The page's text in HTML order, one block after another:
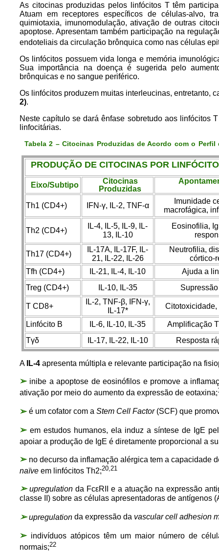
As citocinas produzidas pelos linfócitos T têm
Atuam em receptores específicos de células-alvo,
quimiotaxia, imunomodulação, ativação de outras
apoptose. Apresentam também participação na
endoteliais da circulação brônquica como nas células
Os linfócitos possuem vida longa e memória
Sua importância na doença é sugerida pelo
brônquicas e no sangue periférico.
Os linfócitos produzem muitas interleucinas, entretanto,
2).
Neste capítulo se dará ênfase sobretudo aos linfócitos
linfocitárias.
Tabela 2 – Citocinas Produzidas de Acordo com o
PRODUÇÃO DE CITOCINAS POR
Eixo/Subtipo
Citocinas
Produzidas
Th1 (CD4+) IFN-γ, IL-2, TNF-α
Imunidade
macrofágica,
Th2 (CD4+)
IL-4, IL-5, IL-9, IL-
13, IL-10
Eosinofilia,
Th17 (CD4+)
IL-17A, IL-17F, IL-
21, IL-22, IL-26
Neutrofilia,
córtico-
Tfh (CD4+)
IL-21, IL-4, IL-10
Ajuda a
Treg (CD4+)
IL-10, IL-35
T CD8+
IL-2, TNF-β, IFN-γ,
IL-17*
Citotoxicidade,
Linfócito B IL-6, IL-10, IL-35
Amplificação
Tγδ
IL-17, IL-22, IL-10 Resposta
A IL-4 apresenta múltipla e relevante participação na
➢inibe a apoptose de eosinófilos e promove a
ativação por meio do aumento da expressão de eotaxina;
➢é um cofator com a Stem Cell Factor(SCF) que
➢em estudos humanos, ela induz a síntese de IgE
apoiar a produção de IgE é diretamente proporcional a
➢no decurso da inflamação alérgica tem a capacidade
naïve em linfócitos Th2;20,21
➢upregulation da FcεRII e a atuação na expressão
classe II) sobre as células apresentadoras de antígenos
➢upregulation da expressão da vascular cell adhesion
➢indivíduos atópicos têm um maior número de
normais;22